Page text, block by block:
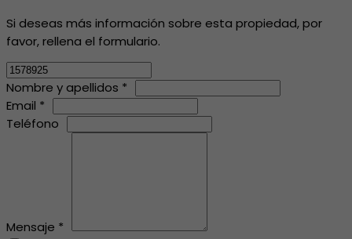
Si deseas más información sobre esta propiedad, por
favor, rellena el formulario.
Nombre y apellidos *
Email *
Teléfono
Mensaje *